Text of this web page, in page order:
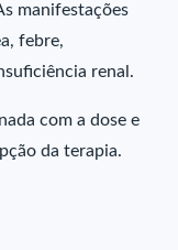
manifestações
febre,
renal.
com a dose e
da terapia.